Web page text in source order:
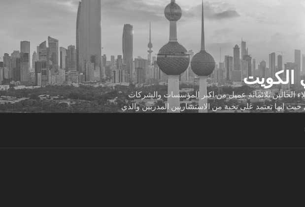
الكويت
الحالين ثلاثمائة عميل من اكبر المؤسسات والشركات
حيث انها تعتمد على نخبة من الاستشاريين المدربين والذي